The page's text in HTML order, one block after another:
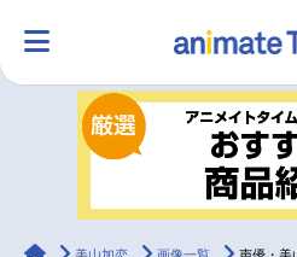
ランキング
ラジオ みんなの声
animateTimes